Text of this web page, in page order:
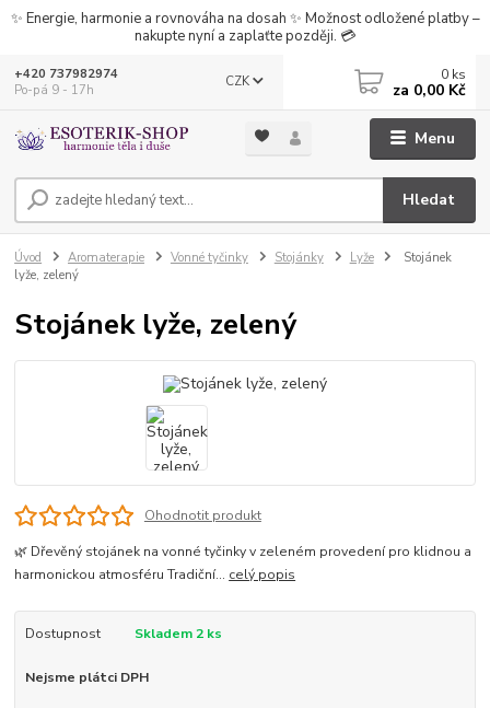
✨ Energie, harmonie a rovnováha na dosah ✨ Možnost odložené platby –
nakupte nyní a zaplaťte později. 💳
Menu
CZK
Hledat
+420 737982974
Po-pá 9 - 17h
0 ks
za 0,00 Kč
Úvod Aromaterapie Vonné tyčinky Stojánky Lyže
Stojánek
lyže, zelený
Stojánek lyže, zelený
Ohodnotit produkt
🌿 Dřevěný stojánek na vonné tyčinky v zeleném provedení pro klidnou a
harmonickou atmosféru Tradiční... celý popis
Dostupnost Skladem 2 ks
Nejsme plátci DPH